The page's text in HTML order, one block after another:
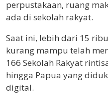
perpustakaan, ruang
ada di sekolah rakyat.
Saat ini, lebih dari 15
kurang mampu telah
166 Sekolah Rakyat
hingga Papua yang
digital.